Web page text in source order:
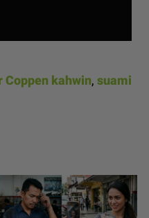
Coppen kahwin, suami